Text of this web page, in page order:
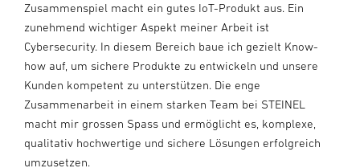
Zusammenspiel macht ein gutes IoT-Produkt aus. Ein
zunehmend wichtiger Aspekt meiner Arbeit ist
Cybersecurity. In diesem Bereich baue ich gezielt Know-
how auf, um sichere Produkte zu entwickeln und unsere
Kunden kompetent zu unterstützen. Die enge
Zusammenarbeit in einem starken Team bei STEINEL
macht mir grossen Spass und ermöglicht es, komplexe,
qualitativ hochwertige und sichere Lösungen erfolgreich
umzusetzen.